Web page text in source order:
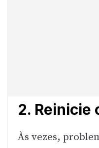
2. Reinicie
Às vezes,